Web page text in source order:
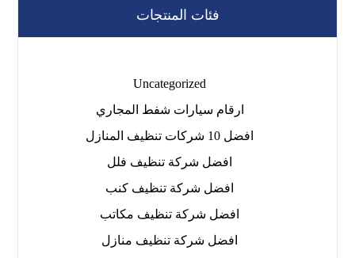
فئات المنتجات
Uncategorized
ارقام سيارات شفط المجاري
افضل 10 شركات تنظيف المنازل
افضل شركة تنظيف فلل
افضل شركة تنظيف كنب
افضل شركة تنظيف مكاتب
افضل شركة تنظيف منازل